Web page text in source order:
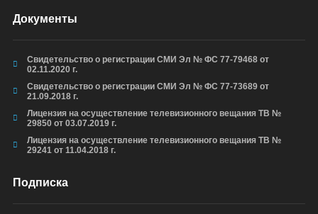
Документы
Свидетельство о регистрации СМИ Эл № ФС 77-79468 от
02.11.2020 г.
Свидетельство о регистрации СМИ Эл № ФС 77-73689 от
21.09.2018 г.
Лицензия на осуществление телевизионного вещания ТВ №
29850 от 03.07.2019 г.
Лицензия на осуществление телевизионного вещания ТВ №
29241 от 11.04.2018 г.
Подписка